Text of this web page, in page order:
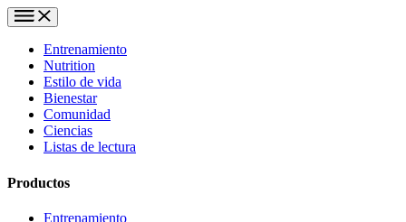
Entrenamiento
Nutrition
Estilo de vida
Bienestar
Comunidad
Ciencias
Listas de lectura
Productos
Entrenamiento